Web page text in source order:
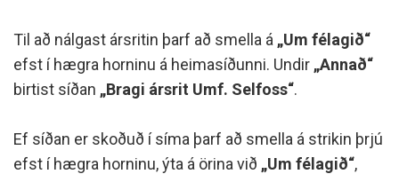
Til að nálgast ársritin þarf að smella á „Um félagið“
efst í hægra horninu á heimasíðunni. Undir „Annað“
birtist síðan „Bragi ársrit Umf. Selfoss“.
Ef síðan er skoðuð í síma þarf að smella á strikin þrjú
efst í hægra horninu, ýta á örina við „Um félagið“,